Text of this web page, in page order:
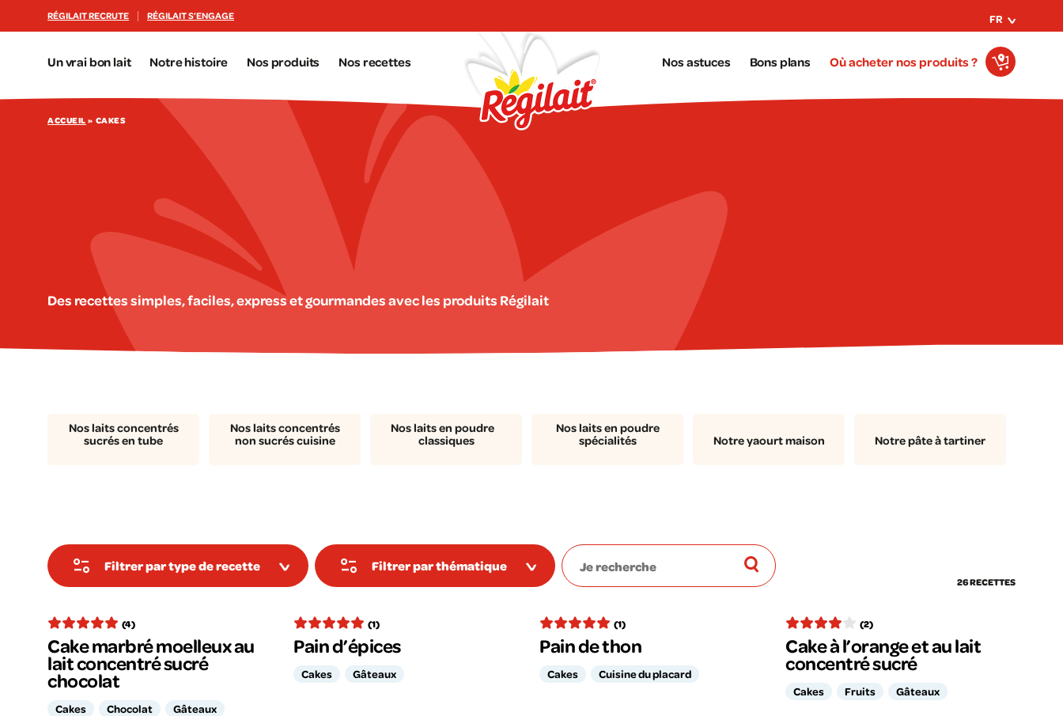
RÉGILAIT RECRUTE RÉGILAIT S’ENGAGE
Un vrai bon lait Notre histoire Nos produits Nos recettes Nos astuces Bons plans
FR
Où acheter nos produits ?
ACCUEIL » CAKES
Des recettes simples, faciles, express et gourmandes avec les produits Régilait
Nos laits concentrés
sucrés en tube
Nos laits concentrés
non sucrés cuisine
Nos laits en poudre
classiques
Nos laits en poudre
spécialités
Notre yaourt maison Notre pâte à tartiner
Filtrer par type de recette Filtrer par thématique
26 RECETTES
(4)
Cake marbré moelleux au
lait concentré sucré
chocolat
Cakes Chocolat Gâteaux
(1)
Pain d’épices
Cakes Gâteaux
(1)
Pain de thon
Cakes Cuisine du placard
(2)
Cake à l’orange et au lait
concentré sucré
Cakes Fruits Gâteaux